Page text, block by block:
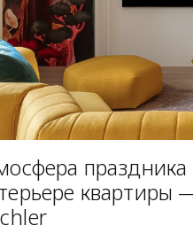
праздника
квартиры